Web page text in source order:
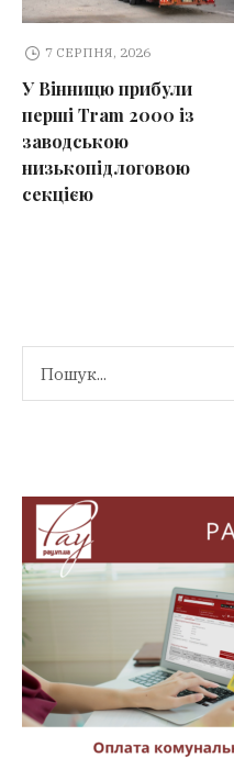
7 СЕРПНЯ, 2026
У Вінницю прибули
перші Tram 2000 із
заводською
низькопідлоговою
секцією